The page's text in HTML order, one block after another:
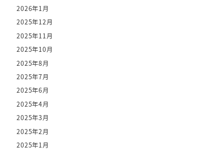
2026年1月
2025年12月
2025年11月
2025年10月
2025年8月
2025年7月
2025年6月
2025年4月
2025年3月
2025年2月
2025年1月